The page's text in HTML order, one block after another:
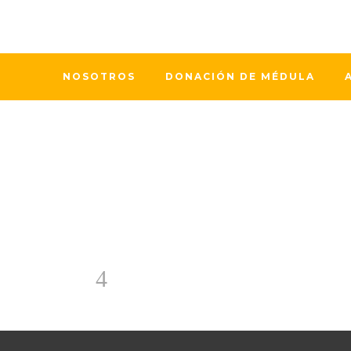
NOSOTROS DONACIÓN DE MÉDULA